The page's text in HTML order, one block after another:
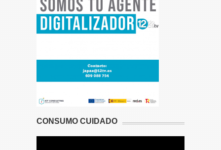
CONSUMO CUIDADO